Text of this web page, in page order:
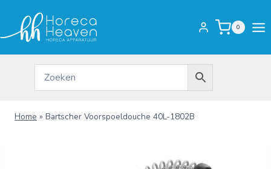
inhoud
0
Home » Bartscher Voorspoeldouche 40L-1802B